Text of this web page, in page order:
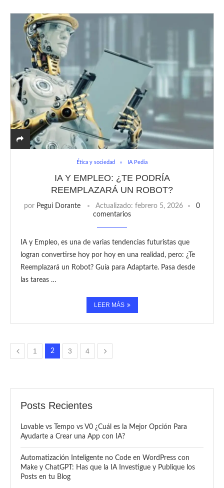
Ética y sociedad IA Pedia
IA Y EMPLEO: ¿TE PODRÍA
REEMPLAZARÁ UN ROBOT?
por Pegui Dorante Actualizado: febrero 5, 2026
0
comentarios
IA y Empleo, es una de varias tendencias futuristas que
logran convertirse hoy por hoy en una realidad, pero: ¿Te
Reemplazará un Robot? Guía para Adaptarte. Pasa desde
las tareas …
LEER MÁS
1 2 3 4
Posts Recientes
Lovable vs Tempo vs V0 ¿Cuál es la Mejor Opción Para
Ayudarte a Crear una App con IA?
Automatización Inteligente no Code en WordPress con
Make y ChatGPT: Has que la IA Investigue y Publique los
Posts en tu Blog